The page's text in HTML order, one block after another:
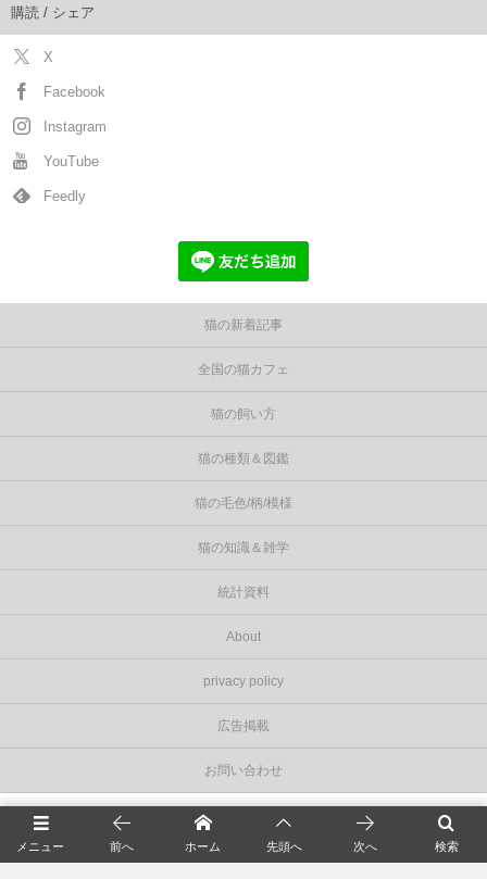
購読 / シェア
X
Facebook
Instagram
YouTube
Feedly
猫の新着記事
全国の猫カフェ
猫の飼い方
猫の種類＆図鑑
猫の毛色/柄/模様
猫の知識＆雑学
統計資料
About
privacy policy
広告掲載
お問い合わせ
Cat Press（キャットプレス）
メニュー 検索
前へ ホーム 先頭へ 次へ